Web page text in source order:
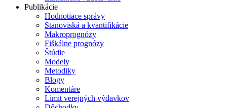
Publikácie
Hodnotiace správy
Stanoviská a kvantifikácie
Makroprognózy
Fiškálne prognózy
Štúdie
Modely
Metodiky
Blogy
Komentáre
Limit verejných výdavkov